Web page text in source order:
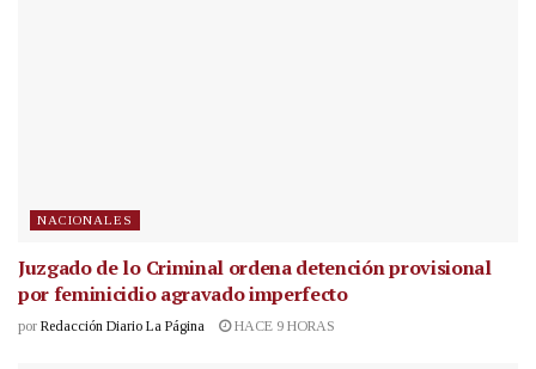
NACIONALES
Juzgado de lo Criminal ordena detención provisional
por feminicidio agravado imperfecto
por Redacción Diario La Página HACE 9 HORAS